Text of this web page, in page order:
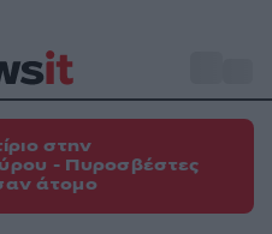
στην
- Πυροσβέστες
άτομο